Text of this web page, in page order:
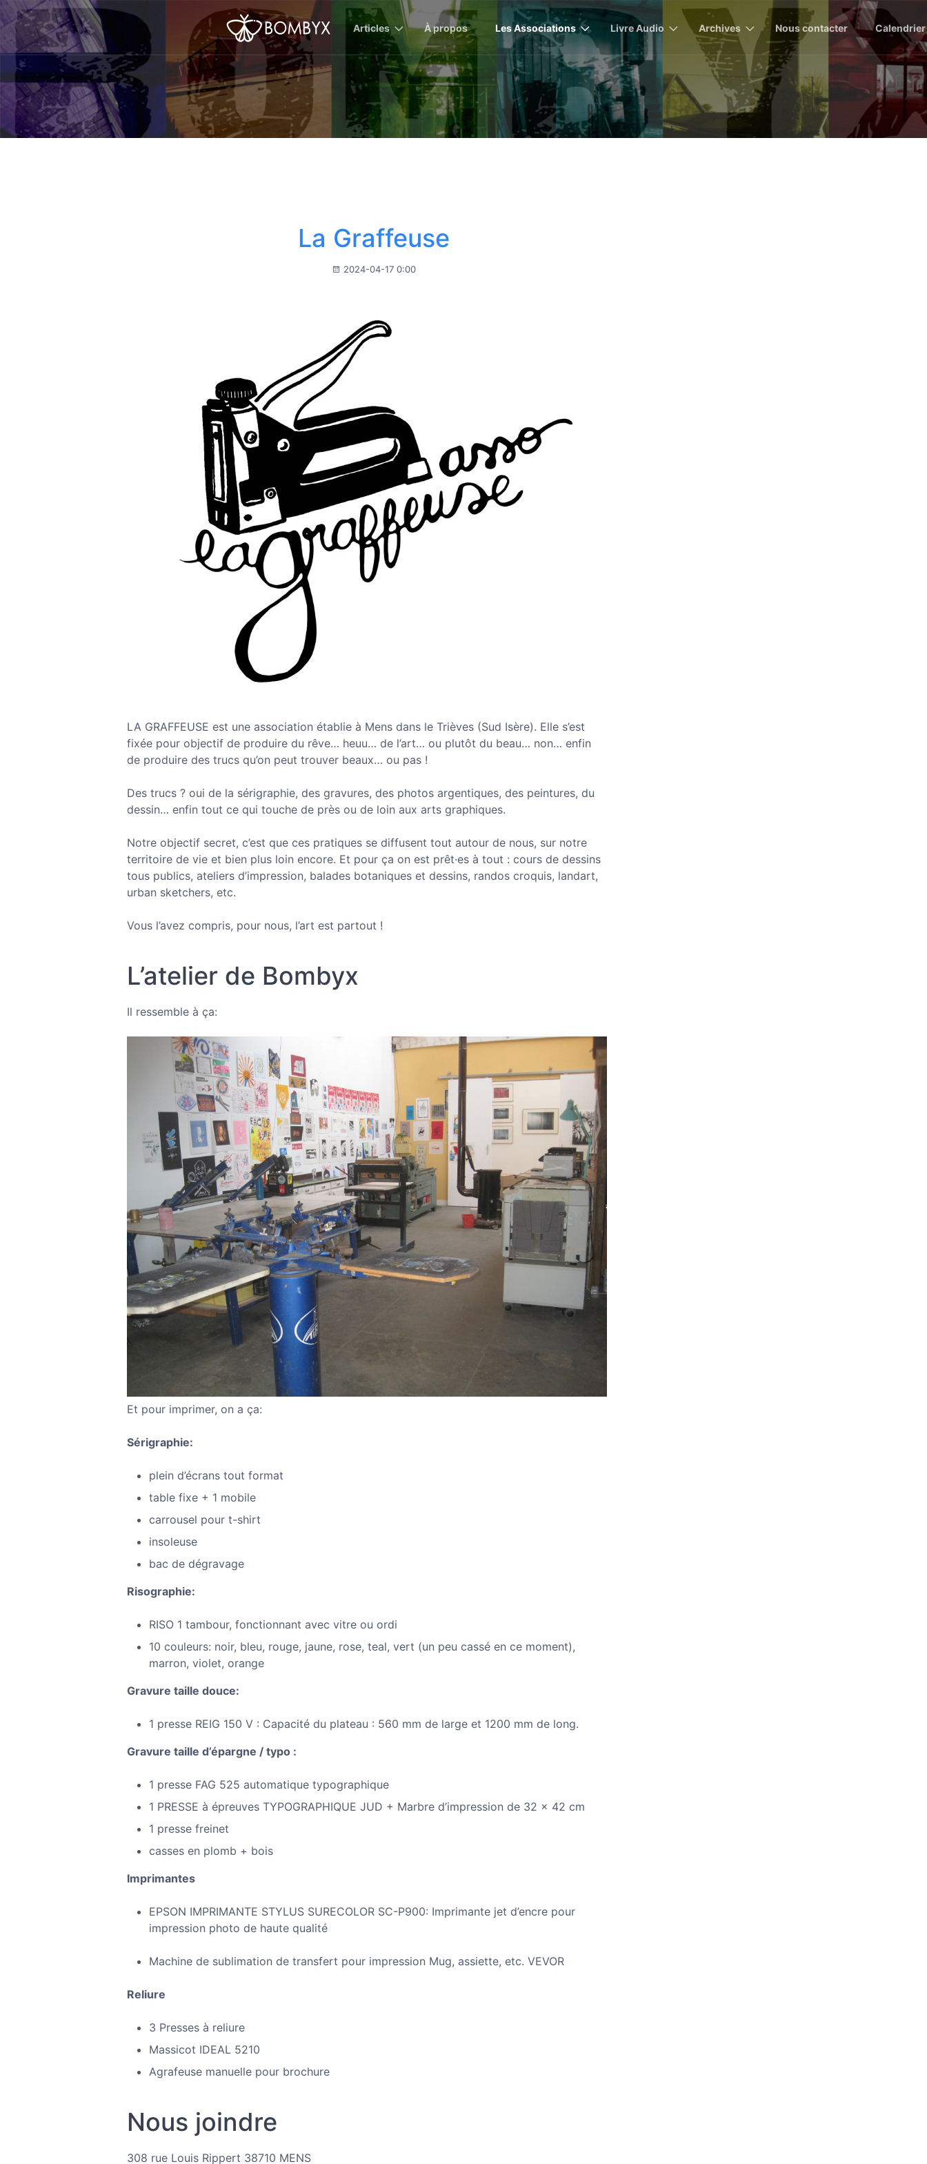
Articles À propos Les Associations Livre Audio Archives Nous contacter Calendrier
La Graffeuse
2024-04-17 0:00
LA GRAFFEUSE est une association établie à Mens dans le Trièves (Sud Isère). Elle s’est
fixée pour objectif de produire du rêve… heuu… de l’art… ou plutôt du beau… non… enfin
de produire des trucs qu’on peut trouver beaux… ou pas !
Des trucs ? oui de la sérigraphie, des gravures, des photos argentiques, des peintures, du
dessin… enfin tout ce qui touche de près ou de loin aux arts graphiques.
Notre objectif secret, c’est que ces pratiques se diffusent tout autour de nous, sur notre
territoire de vie et bien plus loin encore. Et pour ça on est prêt·es à tout : cours de dessins
tous publics, ateliers d’impression, balades botaniques et dessins, randos croquis, landart,
urban sketchers, etc.
Vous l’avez compris, pour nous, l’art est partout !
L’atelier de Bombyx
Il ressemble à ça:
Et pour imprimer, on a ça:
Sérigraphie:
plein d’écrans tout format
table fixe + 1 mobile
carrousel pour t-shirt
insoleuse
bac de dégravage
Risographie:
RISO 1 tambour, fonctionnant avec vitre ou ordi
10 couleurs: noir, bleu, rouge, jaune, rose, teal, vert (un peu cassé en ce moment),
marron, violet, orange
Gravure taille douce:
1 presse REIG 150 V : Capacité du plateau : 560 mm de large et 1200 mm de long.
Gravure taille d’épargne / typo :
1 presse FAG 525 automatique typographique
1 PRESSE à épreuves TYPOGRAPHIQUE JUD + Marbre d’impression de 32 x 42 cm
1 presse freinet
casses en plomb + bois
Imprimantes
EPSON IMPRIMANTE STYLUS SURECOLOR SC-P900: Imprimante jet d’encre pour
impression photo de haute qualité
Machine de sublimation de transfert pour impression Mug, assiette, etc. VEVOR
Reliure
3 Presses à reliure
Massicot IDEAL 5210
Agrafeuse manuelle pour brochure
Nous joindre
308 rue Louis Rippert 38710 MENS